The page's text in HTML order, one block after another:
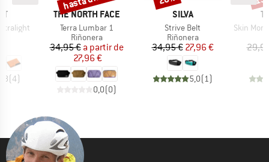
(4)
MARCA
THE NORTH FACE
Artículo
Terra Lumbar 1
Product group
Riñonera
Precio
34,95 € Precio reducido
a partir de
27,96 €
0,0(0)
MARCA
SILVA
Artículo
Strive Belt
Product group
Riñonera
Precio
34,95 €Precio reducido
27,96 €
5,0(1)
Artículo
Skin